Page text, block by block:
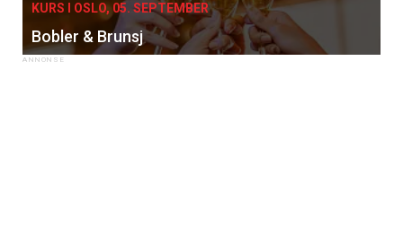
tilsendt.
KURS I OSLO, 05. SEPTEMBER
Bobler & Brunsj